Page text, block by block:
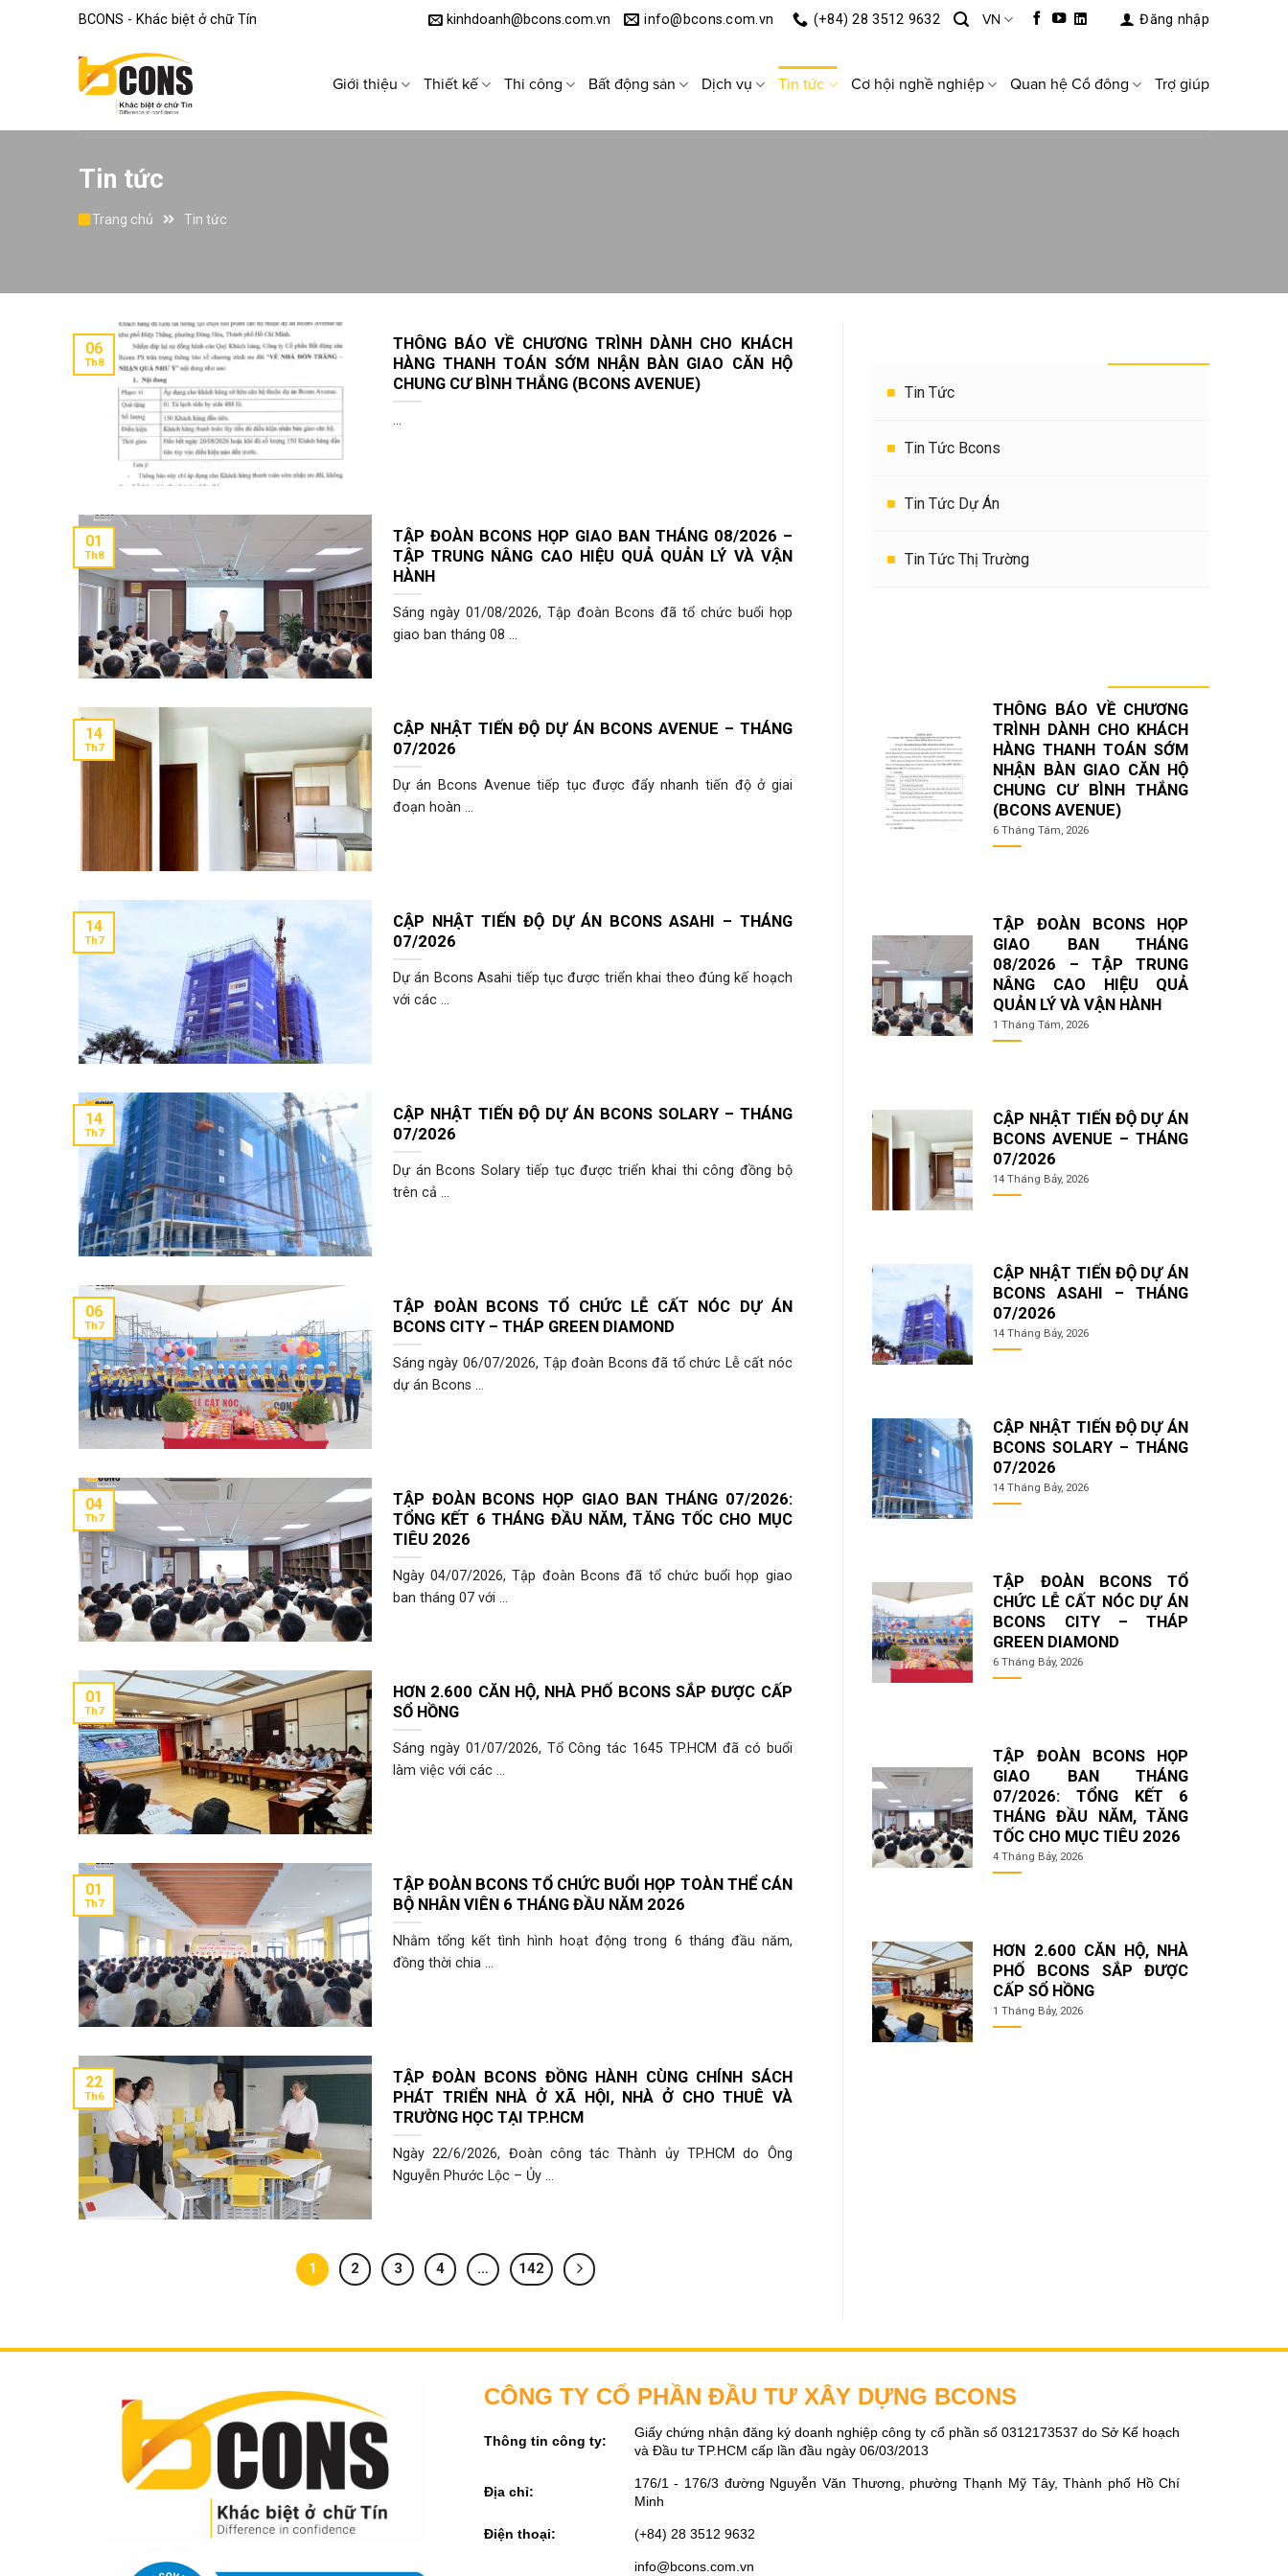
BCONS - Khác biệt ở chữ Tín kinhdoanh@bcons.com.vn info@bcons.com.vn (+84) 28 3512 9632 VN Đăng nhập
Giới thiệu Thiết kế Thi công Bất động sản Dịch vụ Tin tức Cơ hội nghề nghiệp Quan hệ Cổ đông Trợ giúp
Tin tức
Trang chủ Tin tức
THÔNG BÁO VỀ CHƯƠNG TRÌNH DÀNH CHO KHÁCH
HÀNG THANH TOÁN SỚM NHẬN BÀN GIAO CĂN HỘ
CHUNG CƯ BÌNH THẮNG (BCONS AVENUE)
...
06
Th8
TẬP ĐOÀN BCONS HỌP GIAO BAN THÁNG 08/2026 –
TẬP TRUNG NÂNG CAO HIỆU QUẢ QUẢN LÝ VÀ VẬN
HÀNH
Sáng ngày 01/08/2026, Tập đoàn Bcons đã tổ chức buổi họp
giao ban tháng 08 ...
01
Th8
CẬP NHẬT TIẾN ĐỘ DỰ ÁN BCONS AVENUE – THÁNG
07/2026
Dự án Bcons Avenue tiếp tục được đẩy nhanh tiến độ ở giai
đoạn hoàn ...
14
Th7
CẬP NHẬT TIẾN ĐỘ DỰ ÁN BCONS ASAHI – THÁNG
07/2026
Dự án Bcons Asahi tiếp tục được triển khai theo đúng kế hoạch
với các ...
14
Th7
CẬP NHẬT TIẾN ĐỘ DỰ ÁN BCONS SOLARY – THÁNG
07/2026
Dự án Bcons Solary tiếp tục được triển khai thi công đồng bộ
trên cả ...
14
Th7
TẬP ĐOÀN BCONS TỔ CHỨC LỄ CẤT NÓC DỰ ÁN
BCONS CITY – THÁP GREEN DIAMOND
Sáng ngày 06/07/2026, Tập đoàn Bcons đã tổ chức Lễ cất nóc
dự án Bcons ...
06
Th7
TẬP ĐOÀN BCONS HỌP GIAO BAN THÁNG 07/2026:
TỔNG KẾT 6 THÁNG ĐẦU NĂM, TĂNG TỐC CHO MỤC
TIÊU 2026
Ngày 04/07/2026, Tập đoàn Bcons đã tổ chức buổi họp giao
ban tháng 07 với ...
04
Th7
HƠN 2.600 CĂN HỘ, NHÀ PHỐ BCONS SẮP ĐƯỢC CẤP
SỔ HỒNG
Sáng ngày 01/07/2026, Tổ Công tác 1645 TP.HCM đã có buổi
làm việc với các ...
01
Th7
TẬP ĐOÀN BCONS TỔ CHỨC BUỔI HỌP TOÀN THỂ CÁN
BỘ NHÂN VIÊN 6 THÁNG ĐẦU NĂM 2026
Nhằm tổng kết tình hình hoạt động trong 6 tháng đầu năm,
đồng thời chia ...
01
Th7
TẬP ĐOÀN BCONS ĐỒNG HÀNH CÙNG CHÍNH SÁCH
PHÁT TRIỂN NHÀ Ở XÃ HỘI, NHÀ Ở CHO THUÊ VÀ
TRƯỜNG HỌC TẠI TP.HCM
Ngày 22/6/2026, Đoàn công tác Thành ủy TP.HCM do Ông
Nguyễn Phước Lộc – Ủy ...
22
Th6
1 2 3 4 … 142
Tin Tức
Tin Tức Bcons
Tin Tức Dự Án
Tin Tức Thị Trường
THÔNG BÁO VỀ CHƯƠNG
TRÌNH DÀNH CHO KHÁCH
HÀNG THANH TOÁN SỚM
NHẬN BÀN GIAO CĂN HỘ
CHUNG CƯ BÌNH THẮNG
(BCONS AVENUE)
6 Tháng Tám, 2026
TẬP ĐOÀN BCONS HỌP
GIAO BAN THÁNG
08/2026 – TẬP TRUNG
NÂNG CAO HIỆU QUẢ
QUẢN LÝ VÀ VẬN HÀNH
1 Tháng Tám, 2026
CẬP NHẬT TIẾN ĐỘ DỰ ÁN
BCONS AVENUE – THÁNG
07/2026
14 Tháng Bảy, 2026
CẬP NHẬT TIẾN ĐỘ DỰ ÁN
BCONS ASAHI – THÁNG
07/2026
14 Tháng Bảy, 2026
CẬP NHẬT TIẾN ĐỘ DỰ ÁN
BCONS SOLARY – THÁNG
07/2026
14 Tháng Bảy, 2026
TẬP ĐOÀN BCONS TỔ
CHỨC LỄ CẤT NÓC DỰ ÁN
BCONS CITY – THÁP
GREEN DIAMOND
6 Tháng Bảy, 2026
TẬP ĐOÀN BCONS HỌP
GIAO BAN THÁNG
07/2026: TỔNG KẾT 6
THÁNG ĐẦU NĂM, TĂNG
TỐC CHO MỤC TIÊU 2026
4 Tháng Bảy, 2026
HƠN 2.600 CĂN HỘ, NHÀ
PHỐ BCONS SẮP ĐƯỢC
CẤP SỔ HỒNG
1 Tháng Bảy, 2026
CÔNG TY CỔ PHẦN ĐẦU TƯ XÂY DỰNG BCONS
Thông tin công ty:
Giấy chứng nhận đăng ký doanh nghiệp công ty cổ phần số 0312173537 do Sở Kế hoạch
và Đầu tư TP.HCM cấp lần đầu ngày 06/03/2013
Địa chỉ:
176/1 - 176/3 đường Nguyễn Văn Thương, phường Thạnh Mỹ Tây, Thành phố Hồ Chí
Minh
Điện thoại: (+84) 28 3512 9632
info@bcons.com.vn